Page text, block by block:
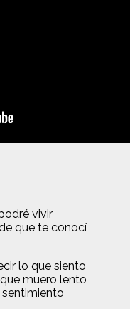
vivir
que te conocí
lo que siento
muero lento
sentimiento